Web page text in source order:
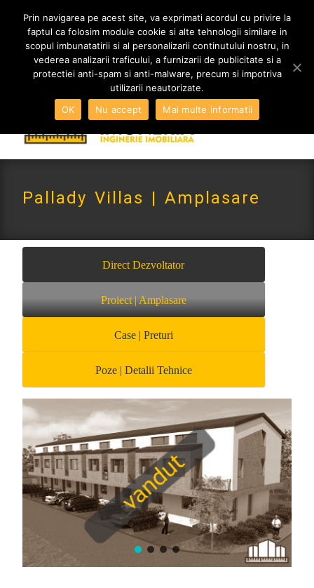
0765 522 734 | 0724 880 890
contact@imoneria.ro
Pallady Villas | Amplasare
Direct Dezvoltator
Proiect | Amplasare
Case | Preturi
Poze | Detalii Tehnice
MENIU
Prin navigarea pe acest site, va exprimati acordul cu privire la
faptul ca folosim module cookie si alte tehnologii similare in
scopul imbunatatirii si al personalizarii continutului nostru, in
vederea analizarii traficului, a furnizarii de publicitate si a
protectiei anti-spam si anti-malware, precum si impotriva
utilizarii neautorizate.
OK
Nu accept Mai multe informatii